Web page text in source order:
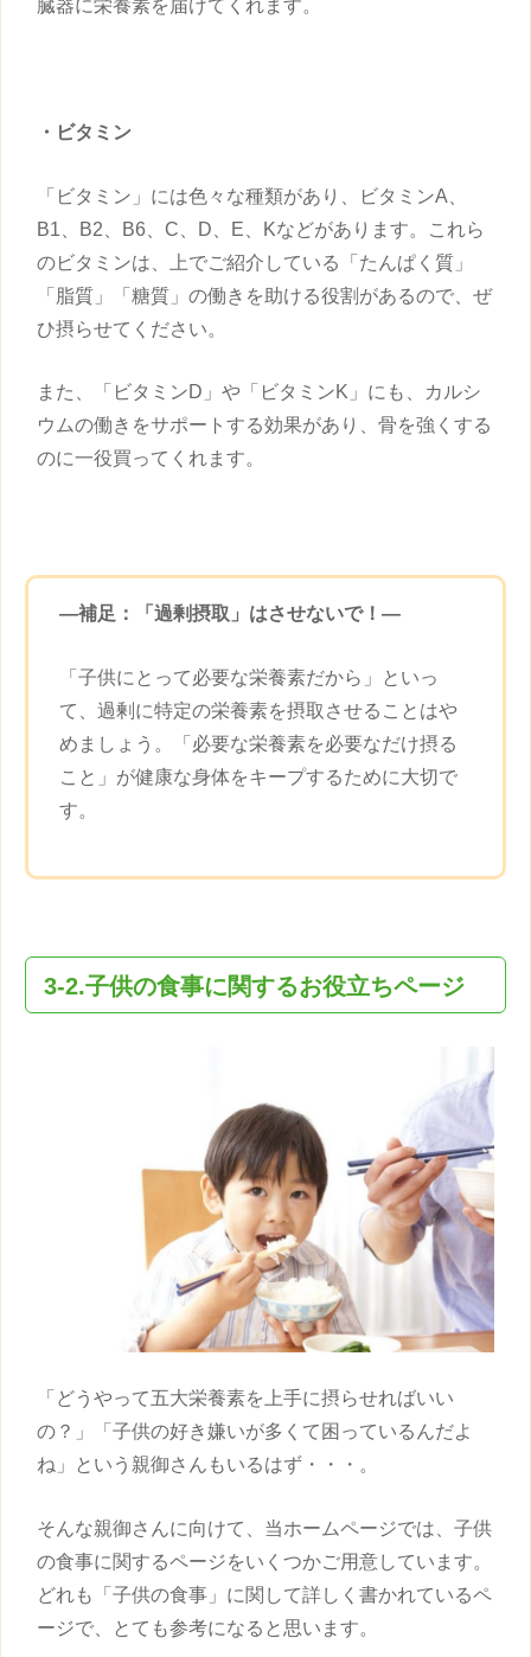
臓器に栄養素を届けてくれます。
・ビタミン
「ビタミン」には色々な種類があり、ビタミンA、
B1、B2、B6、C、D、E、Kなどがあります。これら
のビタミンは、上でご紹介している「たんぱく質」
「脂質」「糖質」の働きを助ける役割があるので、ぜ
ひ摂らせてください。
また、「ビタミンD」や「ビタミンK」にも、カルシ
ウムの働きをサポートする効果があり、骨を強くする
のに一役買ってくれます。
―補足：「過剰摂取」はさせないで！—
「 子供にとって必要な栄養素だから」といっ
て、過剰に特定の栄養素を摂取させることはや
めましょう。「必要な栄養素を必要なだけ摂る
こと」が健康な身体をキープするために大切で
す。
3-2.子供の食事に関するお役立ちページ
「どうやって五大栄養素を上手に摂らせればいい
の？」「 子供の好き嫌いが多くて困っているんだよ
ね」という親御さんもいるはず・・・。
そんな親御さんに向けて、当ホームページでは、 子供
の食事に関するページをいくつかご用意しています。
どれも「 子供の食事」に関して詳しく書かれているペ
ージで、とても参考になると思います。